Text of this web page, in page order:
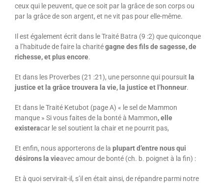
ceux qui le peuvent, que ce soit par la grâce de son corps ou
par la grâce de son argent, et ne vit pas pour elle-même.
Il est également écrit dans le Traité Batra (9 :2) que quiconque
a l’habitude de faire la charitégagne des fils de sagesse, de
richesse, et plus encore.
Et dans les Proverbes (21 :21), une personne qui poursuit la
justice et la grâce trouvera la vie, la justice et l’honneur.
Et dans le Traité Ketubot (page A) « le sel de Mammon
manque » Si vous faites de la bonté à Mammon, elle
existeracar le sel soutient la chair et ne pourrit pas,
Et enfin, nous apporterons de la plupart d’entre nous qui
désirons la vieavec amour de bonté (ch. b. poignet à la fin) :
Et à quoi servirait-il, s’il en était ainsi, de répandre parmi notre